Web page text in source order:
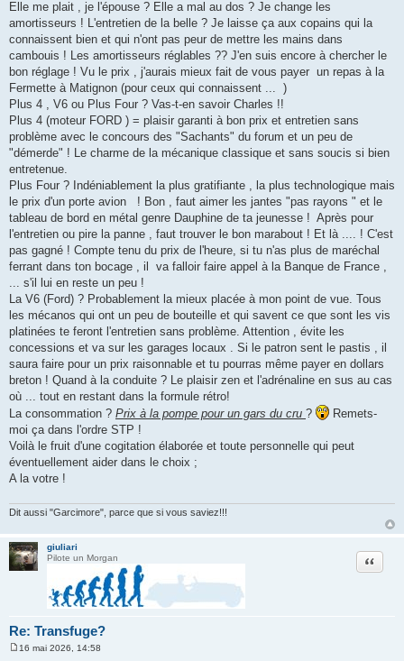
Elle me plait , je l'épouse ? Elle a mal au dos ? Je change les
amortisseurs ! L'entretien de la belle ? Je laisse ça aux copains qui la
connaissent bien et qui n'ont pas peur de mettre les mains dans
cambouis ! Les amortisseurs réglables ?? J'en suis encore à chercher le
bon réglage ! Vu le prix , j'aurais mieux fait de vous payer un repas à la
Fermette à Matignon (pour ceux qui connaissent ... )
Plus 4 , V6 ou Plus Four ? Vas-t-en savoir Charles !!
Plus 4 (moteur FORD ) = plaisir garanti à bon prix et entretien sans
problème avec le concours des "Sachants" du forum et un peu de
"démerde" ! Le charme de la mécanique classique et sans soucis si bien
entretenue.
Plus Four ? Indéniablement la plus gratifiante , la plus technologique mais
le prix d'un porte avion ! Bon , faut aimer les jantes "pas rayons " et le
tableau de bord en métal genre Dauphine de ta jeunesse ! Après pour
l'entretien ou pire la panne , faut trouver le bon marabout ! Et là .... ! C'est
pas gagné ! Compte tenu du prix de l'heure, si tu n'as plus de maréchal
ferrant dans ton bocage , il va falloir faire appel à la Banque de France ,
... s'il lui en reste un peu !
La V6 (Ford) ? Probablement la mieux placée à mon point de vue. Tous
les mécanos qui ont un peu de bouteille et qui savent ce que sont les vis
platinées te feront l'entretien sans problème. Attention , évite les
concessions et va sur les garages locaux . Si le patron sent le pastis , il
saura faire pour un prix raisonnable et tu pourras même payer en dollars
breton ! Quand à la conduite ? Le plaisir zen et l'adrénaline en sus au cas
où ... tout en restant dans la formule rétro!
La consommation ? Prix à la pompe pour un gars du cru ?
Remets-
moi ça dans l'ordre STP !
Voilà le fruit d'une cogitation élaborée et toute personnelle qui peut
éventuellement aider dans le choix ;
A la votre !
Dit aussi "Garcimore", parce que si vous saviez!!!
giuliari
Pilote un Morgan
Re: Transfuge?
Citation
16 mai 2026, 14:58